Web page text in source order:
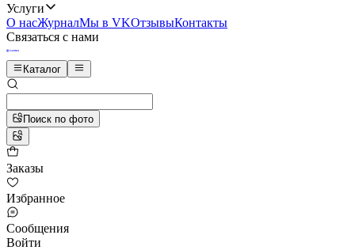
Услуги
О насЖурналМы в VKОтзывыКонтакты
Связаться с нами
Каталог
Поиск по фото
Заказы
Избранное
Сообщения
Войти